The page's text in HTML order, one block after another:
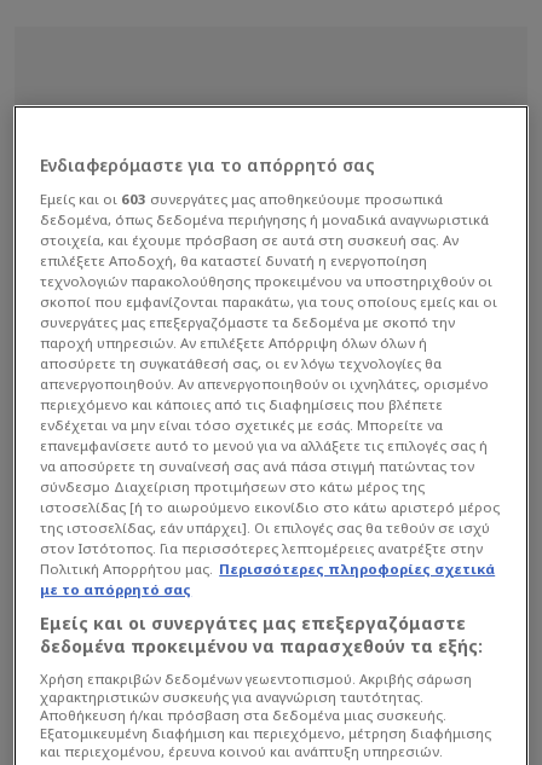
Ενδιαφερόμαστε για το απόρρητό σας
Εμείς και οι 603 συνεργάτες μας αποθηκεύουμε προσωπικά
δεδομένα, όπως δεδομένα περιήγησης ή μοναδικά αναγνωριστικά
στοιχεία, και έχουμε πρόσβαση σε αυτά στη συσκευή σας. Αν
επιλέξετε Αποδοχή, θα καταστεί δυνατή η ενεργοποίηση
τεχνολογιών παρακολούθησης προκειμένου να υποστηριχθούν οι
σκοποί που εμφανίζονται παρακάτω, για τους οποίους εμείς και οι
συνεργάτες μας επεξεργαζόμαστε τα δεδομένα με σκοπό την
παροχή υπηρεσιών. Αν επιλέξετε Απόρριψη όλων όλων ή
αποσύρετε τη συγκατάθεσή σας, οι εν λόγω τεχνολογίες θα
απενεργοποιηθούν. Αν απενεργοποιηθούν οι ιχνηλάτες, ορισμένο
περιεχόμενο και κάποιες από τις διαφημίσεις που βλέπετε
ενδέχεται να μην είναι τόσο σχετικές με εσάς. Μπορείτε να
επανεμφανίσετε αυτό το μενού για να αλλάξετε τις επιλογές σας ή
να αποσύρετε τη συναίνεσή σας ανά πάσα στιγμή πατώντας τον
σύνδεσμο Διαχείριση προτιμήσεων στο κάτω μέρος της
ιστοσελίδας [ή το αιωρούμενο εικονίδιο στο κάτω αριστερό μέρος
της ιστοσελίδας, εάν υπάρχει]. Οι επιλογές σας θα τεθούν σε ισχύ
στον Ιστότοπος. Για περισσότερες λεπτομέρειες ανατρέξτε στην
Πολιτική Απορρήτου μας. Περισσότερες πληροφορίες σχετικά
με το απόρρητό σας
Εμείς και οι συνεργάτες μας επεξεργαζόμαστε
δεδομένα προκειμένου να παρασχεθούν τα εξής:
Χρήση επακριβών δεδομένων γεωεντοπισμού. Ακριβής σάρωση
χαρακτηριστικών συσκευής για αναγνώριση ταυτότητας.
Αποθήκευση ή/και πρόσβαση στα δεδομένα μιας συσκευής.
Εξατομικευμένη διαφήμιση και περιεχόμενο, μέτρηση διαφήμισης
και περιεχομένου, έρευνα κοινού και ανάπτυξη υπηρεσιών.